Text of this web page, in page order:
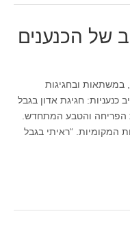
של הכנענים
במשתאות ובחגיגות
כנעניות: חגיגת אדון בגבל
הפריחה והטבע המתחדש.
המקומיות. “ראיתי בגבל